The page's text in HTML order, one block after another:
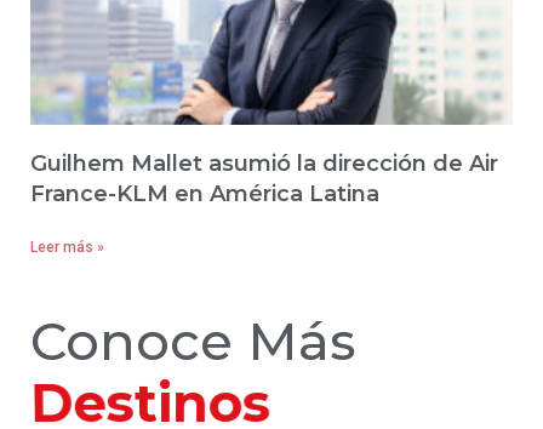
Guilhem Mallet asumió la dirección de Air
France-KLM en América Latina
Leer más »
Conoce Más